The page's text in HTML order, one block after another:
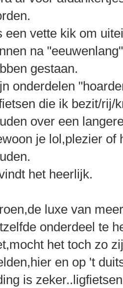
een vette kik om
na
gestaan.
onderdelen
die ik bezit/rij/
over een
je lol,plezier of
het heerlijk.
luxe van
onderdeel te
het toch zo
en op 't
is